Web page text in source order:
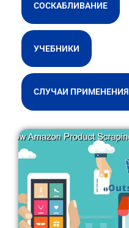
СОСКАБЛИВАНИЕ
УЧЕБНИКИ
СЛУЧАИ ПРИМЕНЕНИЯ